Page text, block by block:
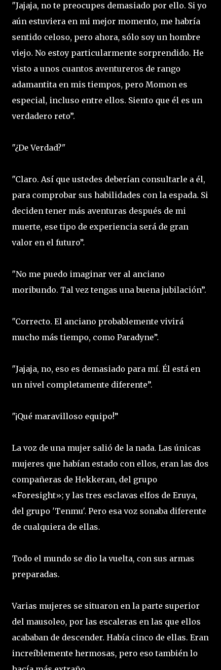
"Jajaja, no te preocupes demasiado por ello. Si yo
aún estuviera en mi mejor momento, me habría
sentido celoso, pero ahora, sólo soy un hombre
viejo. No estoy particularmente sorprendido. He
visto a unos cuantos aventureros de rango
adamantita en mis tiempos, pero Momon es
especial, incluso entre ellos. Siento que él es un
verdadero reto”.
"¿De Verdad?"
"Claro. Así que ustedes deberían consultarle a él,
para comprobar sus habilidades con la espada. Si
deciden tener más aventuras después de mi
muerte, ese tipo de experiencia será de gran
valor en el futuro”.
"No me puedo imaginar ver al anciano
moribundo. Tal vez tengas una buena jubilación”.
"Correcto. El anciano probablemente vivirá
mucho más tiempo, como Paradyne”.
"Jajaja, no, eso es demasiado para mí. Él está en
un nivel completamente diferente”.
"¡Qué maravilloso equipo!”
La voz de una mujer salió de la nada. Las únicas
mujeres que habían estado con ellos, eran las dos
compañeras de Hekkeran, del grupo
«Foresight»; y las tres esclavas elfos de Eruya,
del grupo 'Tenmu'. Pero esa voz sonaba diferente
de cualquiera de ellas.
Todo el mundo se dio la vuelta, con sus armas
preparadas.
Varias mujeres se situaron en la parte superior
del mausoleo, por las escaleras en las que ellos
acababan de descender. Había cinco de ellas. Eran
increíblemente hermosas, pero eso también lo